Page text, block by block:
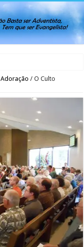
Adoração / O Culto